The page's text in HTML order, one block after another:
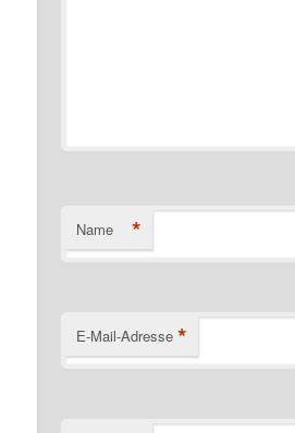
Name *
E-Mail-Adresse *